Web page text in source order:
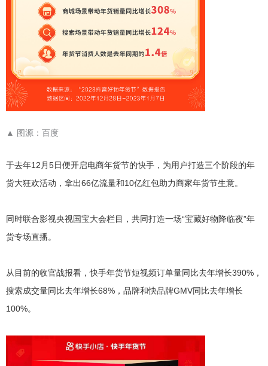
▲ 图源：百度
于去年12月5日便开启电商年货节的快手，为用户打造三个阶段的年
货大狂欢活动，拿出66亿流量和10亿红包助力商家年货节生意。
同时联合影视央视国宝大会栏目，共同打造一场“宝藏好物降临夜”年
货专场直播。
从目前的收官战报看，快手年货节短视频订单量同比去年增长390%，
搜索成交量同比去年增长68%，品牌和快品牌GMV同比去年增长
100%。